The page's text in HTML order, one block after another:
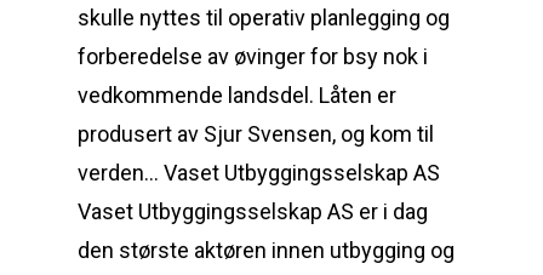
skulle nyttes til operativ planlegging og
forberedelse av øvinger for bsy nok i
vedkommende landsdel. Låten er
produsert av Sjur Svensen, og kom til
verden… Vaset Utbyggingsselskap AS
Vaset Utbyggingsselskap AS er i dag
den største aktøren innen utbygging og